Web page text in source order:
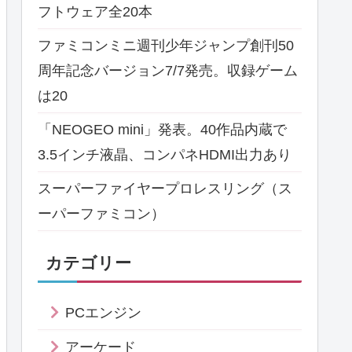
フトウェア全20本
ファミコンミニ週刊少年ジャンプ創刊50
周年記念バージョン7/7発売。収録ゲーム
は20
「NEOGEO mini」発表。40作品内蔵で
3.5インチ液晶、コンパネHDMI出力あり
スーパーファイヤープロレスリング（ス
ーパーファミコン）
カテゴリー
PCエンジン
アーケード